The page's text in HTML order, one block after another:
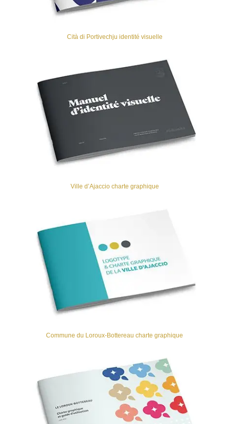
Cità di Portivechju identité visuelle
Ville d’Ajaccio charte graphique
Commune du Loroux-Bottereau charte graphique